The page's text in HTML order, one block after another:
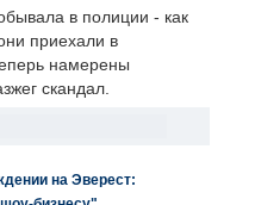
в полиции - как
приехали в
намерены
скандал.
на Эверест: